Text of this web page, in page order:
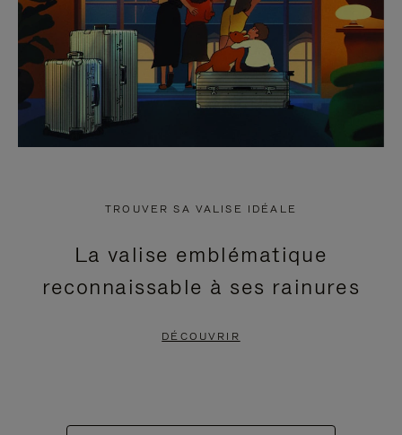
TROUVER SA VALISE IDÉALE
La valise emblématique
reconnaissable à ses rainures
DÉCOUVRIR